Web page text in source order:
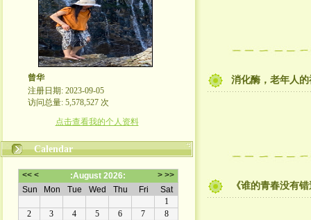
曾华
注册日期: 2023-09-05
访问总量: 5,578,527 次
点击查看我的个人资料
Calendar
消化酶，老年人的
《谁的青春没有